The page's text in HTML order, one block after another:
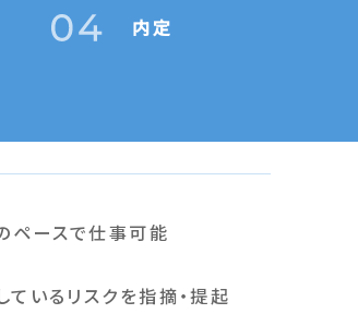
内定
ペースで仕事可能
ているリスクを指摘・提起